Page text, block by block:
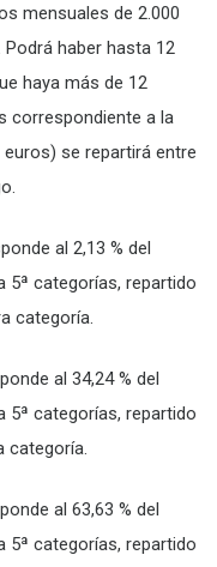
mensuales de 2.000
haber hasta 12
haya más de 12
correspondiente a la
se repartirá entre
al 2,13 % del
5ª categorías, repartido
categoría.
al 34,24 % del
5ª categorías, repartido
categoría.
al 63,63 % del
5ª categorías, repartido